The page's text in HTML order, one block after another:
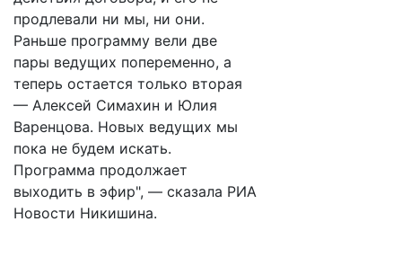
продлевали ни мы, ни они.
Раньше программу вели две
пары ведущих попеременно, а
теперь остается только вторая
— Алексей Симахин и Юлия
Варенцова. Новых ведущих мы
пока не будем искать.
Программа продолжает
выходить в эфир", — сказала РИА
Новости Никишина.